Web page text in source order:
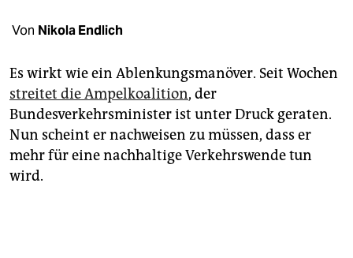
unterstützen
abo
genossenschaft
epaper login
Von Nikola Endlich
Es wirkt wie ein Ablenkungsmanöver. Seit Wochen
streitet die Ampelkoalition, der
Bundesverkehrsminister ist unter Druck geraten.
Nun scheint er nachweisen zu müssen, dass er
mehr für eine nachhaltige Verkehrswende tun
wird.